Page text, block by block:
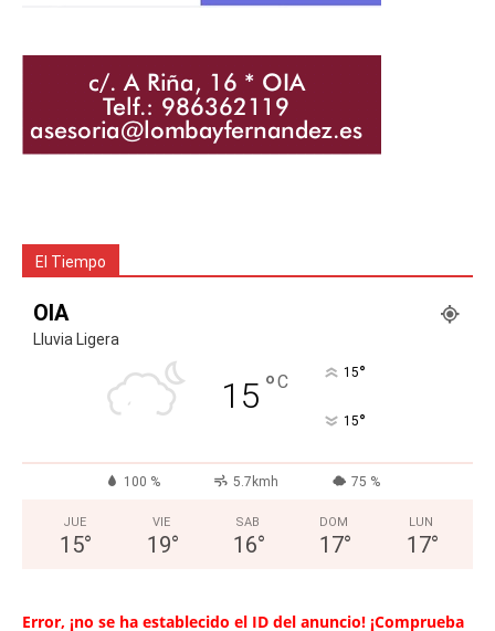
El Tiempo
OIA
Lluvia Ligera
15 °C 15°
15°
100 % 5.7kmh 75 %
JUE
15°
VIE
19°
SAB
16°
DOM
17°
LUN
17°
Error, ¡no se ha establecido el ID del anuncio! ¡Comprueba